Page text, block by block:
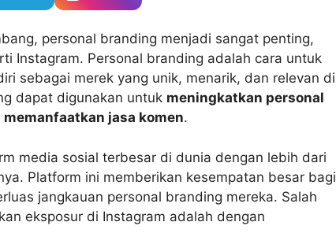
personal branding menjadi sangat penting,
Instagram. Personal branding adalah cara untuk
sebagai merek yang unik, menarik, dan relevan di
dapat digunakan untuk meningkatkan personal
jasa komen.
media sosial terbesar di dunia dengan lebih dari
Platform ini memberikan kesempatan besar bagi
jangkauan personal branding mereka. Salah
eksposur di Instagram adalah dengan